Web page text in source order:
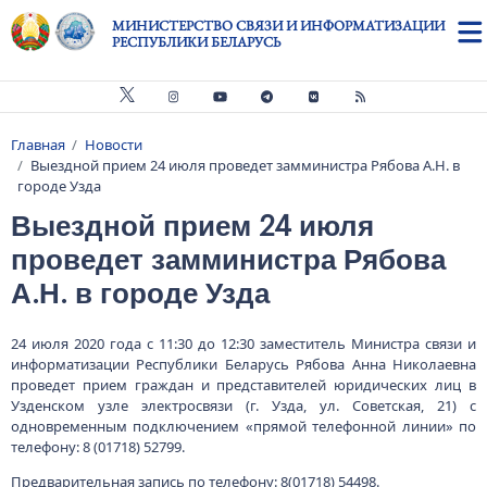
Перейти к основному содержанию
МИНИСТЕРСТВО СВЯЗИ И ИНФОРМАТИЗАЦИИ
РЕСПУБЛИКИ БЕЛАРУСЬ
Строка навигации
Главная
Новости
Выездной прием 24 июля проведет замминистра Рябова А.Н. в
городе Узда
Выездной прием 24 июля
проведет замминистра Рябова
А.Н. в городе Узда
24 июля 2020 года с 11:30 до 12:30 заместитель Министра связи и
информатизации Республики Беларусь Рябова Анна Николаевна
проведет прием граждан и представителей юридических лиц в
Узденском узле электросвязи (г. Узда, ул. Советская, 21) с
одновременным подключением «прямой телефонной линии» по
телефону: 8 (01718) 52799.
Предварительная запись по телефону: 8(01718) 54498.